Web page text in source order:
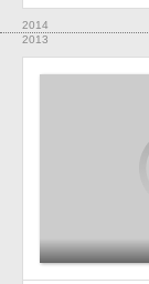
2014
2013